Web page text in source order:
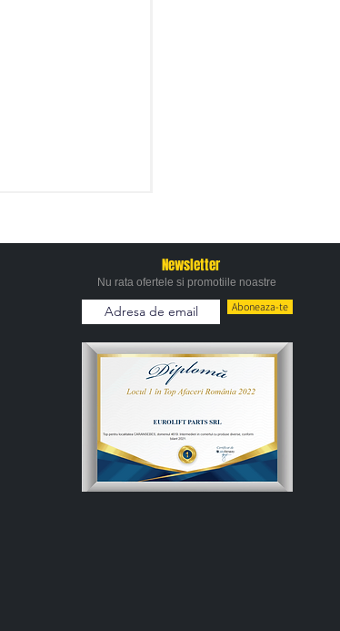
Newsletter
Nu rata ofertele si promotiile noastre
Aboneaza-te